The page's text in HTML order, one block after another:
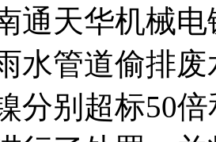
通天华机械
水管道偷排
分别超标50